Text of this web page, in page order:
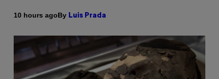
10 hours agoBy Luis Prada